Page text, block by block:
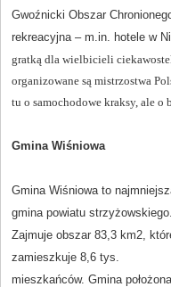
Gwoźnicki Obszar
rekreacyjna – m.in. hotele w
gratką dla wielbicieli
organizowane są mistrzostwa
tu o samochodowe kraksy, ale o
Gmina Wiśniowa
Gmina Wiśniowa to
gmina powiatu strzyżowskiego.
Zajmuje obszar 83,3 km2,
zamieszkuje 8,6 tys.
mieszkańców. Gmina położona